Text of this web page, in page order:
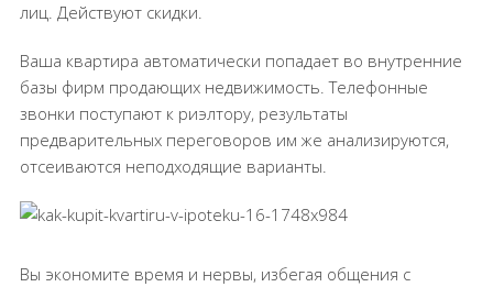
лиц. Действуют скидки.
Ваша квартира автоматически попадает во внутренние
базы фирм продающих недвижимость. Телефонные
звонки поступают к риэлтору, результаты
предварительных переговоров им же анализируются,
отсеиваются неподходящие варианты.
Вы экономите время и нервы, избегая общения с